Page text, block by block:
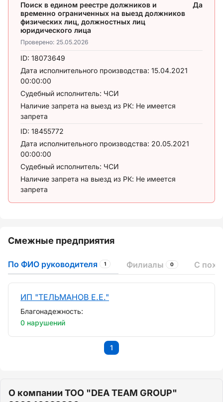
Поиск в едином реестре должников и
временно ограниченных на выезд должников
физических лиц, должностных лиц
юридического лица
Да
Проверено: 25.05.2026
ID: 18073649
Дата исполнительного производства: 15.04.2021
00:00:00
Судебный исполнитель: ЧСИ
Наличие запрета на выезд из РК: Не имеется
запрета
ID: 18455772
Дата исполнительного производства: 20.05.2021
00:00:00
Судебный исполнитель: ЧСИ
Наличие запрета на выезд из РК: Не имеется
запрета
Смежные предприятия
По ФИО руководителя 1 Филиалы 0 С
ИП "ТЕЛЬМАНОВ Е.Е."
Благонадежность:
0 нарушений
1
О компании ТОО "DEA TEAM GROUP"